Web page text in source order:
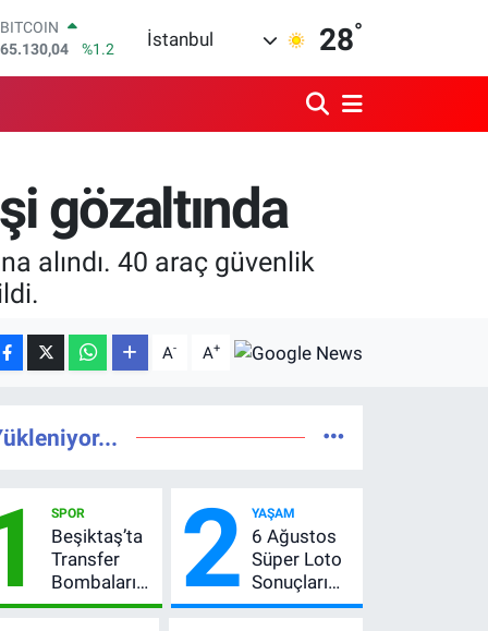
BITCOIN
65.130,04
%1.2
55,1652
%0.27
GRAM ALTIN
6618.49
%2.12
BİST100
13.773
%-19
İstanbul 28°
gözaltında
alındı. 40 araç güvenlik
A- A+
SPOR
Beşiktaş’ta
Transfer
Bombaları
Peş Peşe!
2 YAŞAM
6 Ağustos
Süper Loto
Sonuçları
Açıklandı!